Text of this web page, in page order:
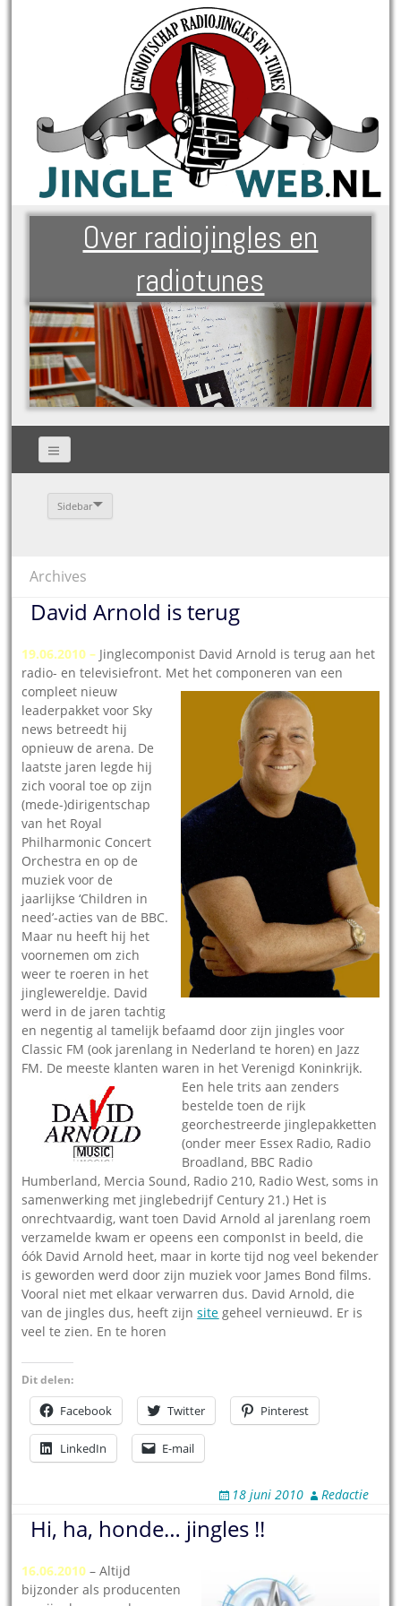
Over radiojingles en
radiotunes
Sidebar
Archives
David Arnold is terug
19.06.2010 – Jinglecomponist David Arnold is terug aan het
radio- en televisiefront. Met het componeren van een
compleet nieuw
leaderpakket voor Sky
news betreedt hij
opnieuw de arena. De
laatste jaren legde hij
zich vooral toe op zijn
(mede-)dirigentschap
van het Royal
Philharmonic Concert
Orchestra en op de
muziek voor de
jaarlijkse ‘Children in
need’-acties van de BBC.
Maar nu heeft hij het
voornemen om zich
weer te roeren in het
jinglewereldje. David
werd in de jaren tachtig
en negentig al tamelijk befaamd door zijn jingles voor
Classic FM (ook jarenlang in Nederland te horen) en Jazz
FM. De meeste klanten waren in het Verenigd Koninkrijk.
Een hele trits aanzenders
bestelde toen de rijk
georchestreerde jinglepakketten
(onder meer Essex Radio, Radio
Broadland, BBC Radio
Humberland, Mercia Sound, Radio 210, Radio West, soms in
samenwerking met jinglebedrijf Century 21.) Het is
onrechtvaardig, want toen David Arnold al jarenlang roem
verzamelde kwam er opeens een componIst in beeld, die
óók David Arnold heet, maar in korte tijd nog veel bekender
is geworden werd door zijn muziek voor James Bond films.
Vooral niet met elkaar verwarren dus. David Arnold, die
van de jingles dus, heeft zijnsite geheel vernieuwd. Er is
veel te zien. En te horen
Dit delen:
Facebook Twitter Pinterest
LinkedIn E-mail
18 juni 2010 Redactie
Hi, ha, honde… jingles !!
16.06.2010 – Altijd
bijzonder als producenten